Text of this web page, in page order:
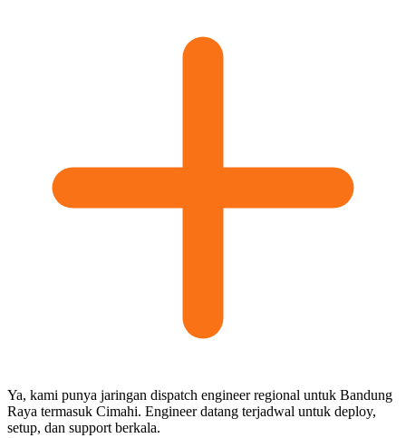
Ya, kami punya jaringan dispatch engineer regional untuk Bandung
Raya termasuk Cimahi. Engineer datang terjadwal untuk deploy,
setup, dan support berkala.